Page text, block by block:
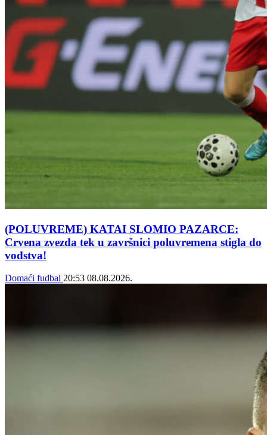
(POLUVREME) KATAI SLOMIO PAZARCE:
Crvena zvezda tek u završnici poluvremena stigla do
vođstva!
Domaći fudbal 20:53 08.08.2026.